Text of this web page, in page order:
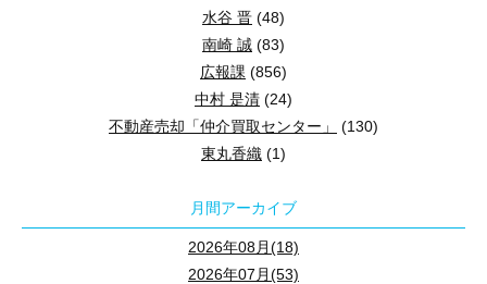
水谷 晋 (48)
南崎 誠 (83)
広報課 (856)
中村 是清 (24)
不動産売却「仲介買取センター」
(130)
東丸香織 (1)
月間アーカイブ
2026年08月(18)
2026年07月(53)